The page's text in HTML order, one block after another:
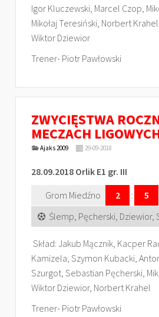
Igor Kluczewski, Marcel Czop,
Mikołaj Teresiński, Norbert
Wiktor Dziewior
Trener- Piotr Pawłowski
ZWYCIĘSTWA
MECZACH
Ajaks 2009 29-09-2018
28.09.2018 Orlik E1 gr. III
Grom Miedźno
2 : 5
Ślemp, Pęcherski, Dziewior,
Skład: Jakub Mącznik, Kacper
Kamizela, Szymon Kubacki,
Szurgot, Sebastian Pęcherski,
Wiktor Dziewior, Norbert Krahel
Trener- Piotr Pawłowski